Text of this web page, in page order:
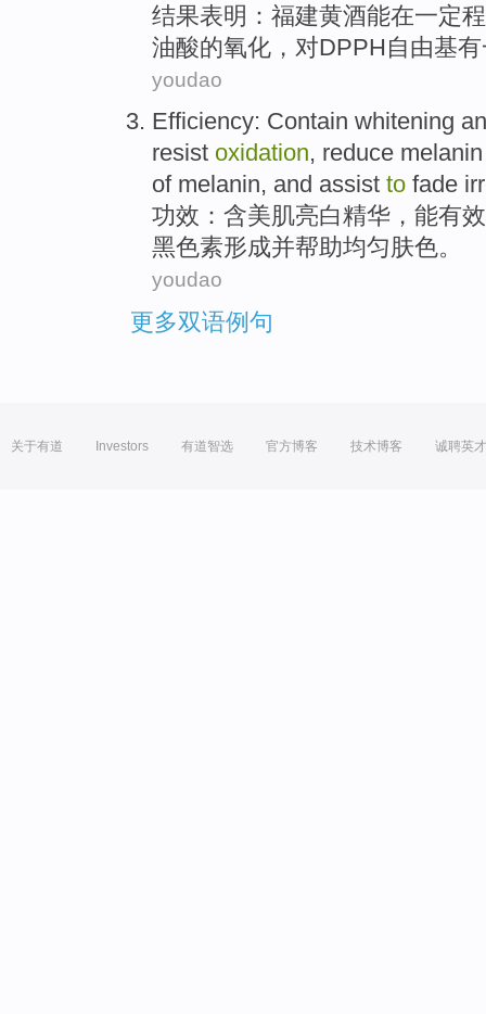
结果表明： 福建黄酒能在一定
油酸的氧化 ，对DPPH自由基有
youdao
Efficiency: Contain whitening
resist oxidation, reduce melanin
of melanin, and assist to fade
功效 ： 含美肌亮白精华 ， 能有效
黑色素形成并帮助均匀肤色。
youdao
更多双语例句
关于有道 Investors 有道智选 官方博客 技术博客 诚聘英才